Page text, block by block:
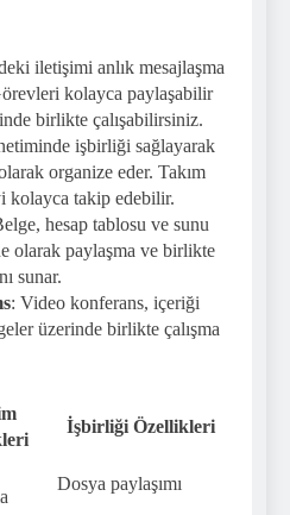
iletişimi anlık mesajlaşma
kolayca paylaşabilir
birlikte çalışabilirsiniz.
işbirliği sağlayarak
organize eder. Takım
kolayca takip edebilir.
hesap tablosu ve sunu
olarak paylaşma ve birlikte
sunar.
: Video konferans, içeriği
üzerinde birlikte çalışma
İşbirliği Özellikleri
Dosya paylaşımı